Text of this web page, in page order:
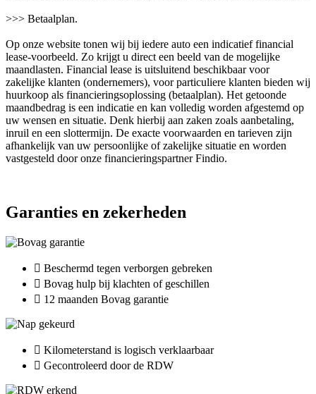
>>> Betaalplan.
Op onze website tonen wij bij iedere auto een indicatief financial
lease-voorbeeld. Zo krijgt u direct een beeld van de mogelijke
maandlasten. Financial lease is uitsluitend beschikbaar voor
zakelijke klanten (ondernemers), voor particuliere klanten bieden wij
huurkoop als financieringsoplossing (betaalplan). Het getoonde
maandbedrag is een indicatie en kan volledig worden afgestemd op
uw wensen en situatie. Denk hierbij aan zaken zoals aanbetaling,
inruil en een slottermijn. De exacte voorwaarden en tarieven zijn
afhankelijk van uw persoonlijke of zakelijke situatie en worden
vastgesteld door onze financieringspartner Findio.
Garanties en zekerheden
Beschermd tegen verborgen gebreken
Bovag hulp bij klachten of geschillen
12 maanden Bovag garantie
Kilometerstand is logisch verklaarbaar
Gecontroleerd door de RDW